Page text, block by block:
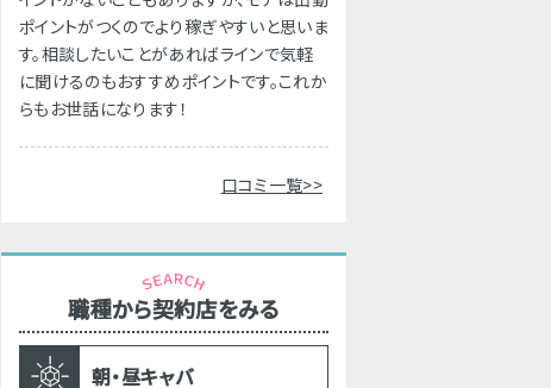
ポイントがつくのでより稼ぎやすいと思いま
す。相談したいことがあればラインで気軽
に聞けるのもおすすめポイントです。これか
らもお世話になります！
口コミ一覧>>
職種から契約店をみる
朝・昼キャバ